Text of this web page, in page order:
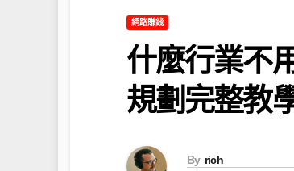
網路賺錢
什麼行業不
規劃完整教
By rich